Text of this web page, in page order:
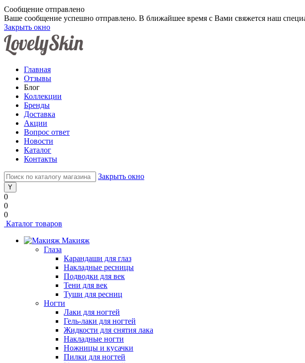
Сообщение отправлено
Ваше сообщение успешно отправлено. В ближайшее время с Вами свяжется наш
Закрыть окно
Главная
Отзывы
Блог
Коллекции
Бренды
Доставка
Акции
Вопрос ответ
Новости
Каталог
Контакты
Закрыть окно
0
0
0
Каталог товаров
Макияж
Глаза
Карандаши для глаз
Накладные ресницы
Подводки для век
Тени для век
Туши для ресниц
Ногти
Лаки для ногтей
Гель-лаки для ногтей
Жидкости для снятия лака
Накладные ногти
Ножницы и кусачки
Пилки для ногтей